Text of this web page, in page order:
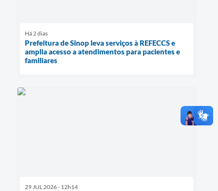
Há 2 dias
Prefeitura de Sinop leva serviços à REFECCS e
amplia acesso a atendimentos para pacientes e
familiares
29 JUL 2026 - 12h14